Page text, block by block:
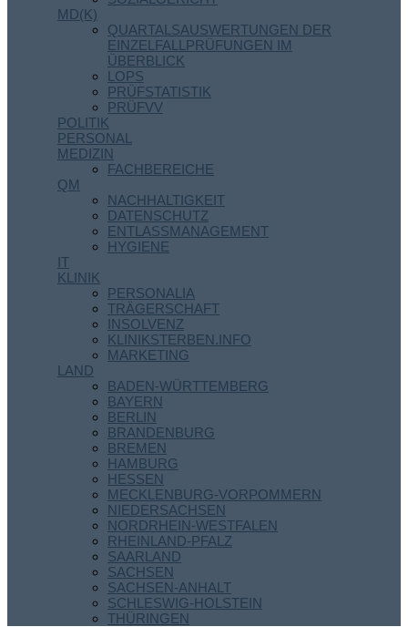
MD(K)
QUARTALSAUSWERTUNGEN DER
EINZELFALLPRÜFUNGEN IM
ÜBERBLICK
LOPS
PRÜFSTATISTIK
PRÜFVV
POLITIK
PERSONAL
MEDIZIN
FACHBEREICHE
QM
NACHHALTIGKEIT
DATENSCHUTZ
ENTLASSMANAGEMENT
HYGIENE
IT
KLINIK
PERSONALIA
TRÄGERSCHAFT
INSOLVENZ
KLINIKSTERBEN.INFO
MARKETING
LAND
BADEN-WÜRTTEMBERG
BAYERN
BERLIN
BRANDENBURG
BREMEN
HAMBURG
HESSEN
MECKLENBURG-VORPOMMERN
NIEDERSACHSEN
NORDRHEIN-WESTFALEN
RHEINLAND-PFALZ
SAARLAND
SACHSEN
SACHSEN-ANHALT
SCHLESWIG-HOLSTEIN
THÜRINGEN